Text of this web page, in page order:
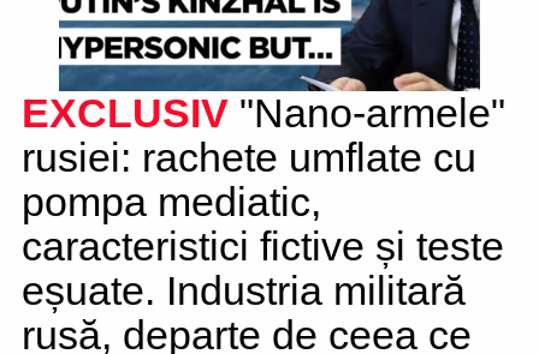
EXCLUSIV "Nano-armele"
rusiei: rachete umflate cu
pompa mediatic,
caracteristici fictive și teste
eșuate. Industria militară
rusă, departe de ceea ce